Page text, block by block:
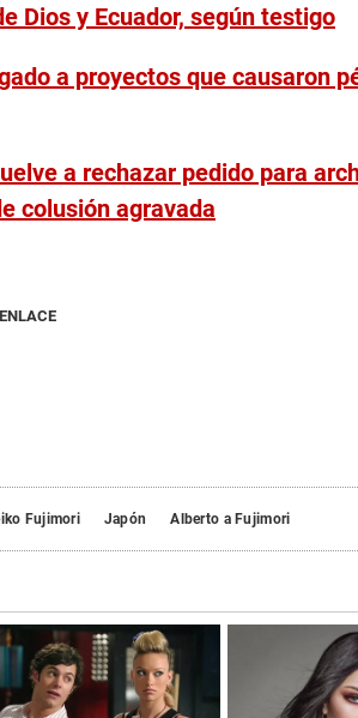
Dios y Ecuador, según testigo
a proyectos que causaron
a rechazar pedido para
colusión agravada
Fujimori Japón Alberto a Fujimori